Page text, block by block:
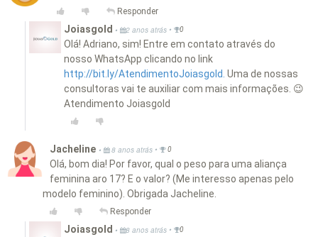
Responder
Joiasgold • 2 anos atrás • 0
Olá! Adriano, sim! Entre em contato através do
nosso WhatsApp clicando no link
http://bit.ly/AtendimentoJoiasgold. Uma de nossas
consultoras vai te auxiliar com mais informações. 😉
Atendimento Joiasgold
Jacheline • 8 anos atrás • 0
Olá, bom dia! Por favor, qual o peso para uma aliança
feminina aro 17? E o valor? (Me interesso apenas pelo
modelo feminino). Obrigada Jacheline.
Responder
Joiasgold • 8 anos atrás • 0